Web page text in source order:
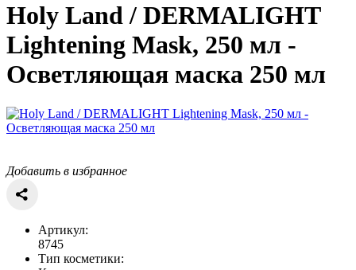
Holy Land / DERMALIGHT
Lightening Mask, 250 мл -
Осветляющая маска 250 мл
Добавить в избранное
Артикул:
8745
Тип косметики: